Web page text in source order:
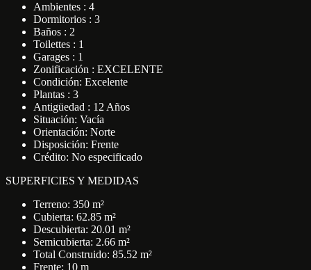
Ambientes : 4
Dormitorios : 3
Baños : 2
Toilettes : 1
Garages : 1
Zonificación : EXCELENTE
Condición: Excelente
Plantas : 3
Antigüedad : 12 Años
Situación: Vacía
Orientación: Norte
Disposición: Frente
Crédito: No especificado
SUPERFICIES Y MEDIDAS
Terreno: 350 m²
Cubierta: 62.85 m²
Descubierta: 20.01 m²
Semicubierta: 2.66 m²
Total Construido: 85.52 m²
Frente: 10 m